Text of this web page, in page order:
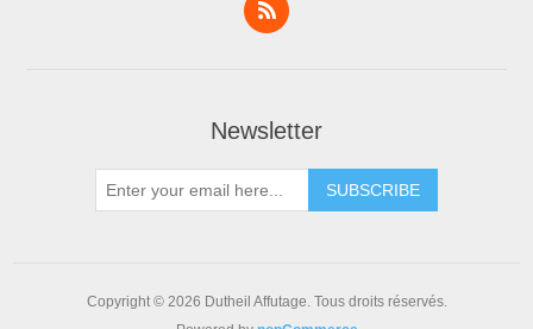
Newsletter
Copyright © 2026 Dutheil Affutage. Tous droits réservés.